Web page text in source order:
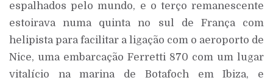
espalhados pelo mundo, e o terço remanescente
estoirava numa quinta no sul de França com
helipista para facilitar a ligação com o aeroporto de
Nice, uma embarcação Ferretti 870 com um lugar
vitalício na marina de Botafoch em Ibiza, e